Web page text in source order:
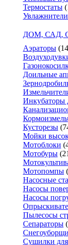
Термостаты
ДОМ, САД,
Аэраторы
Доильные
Инкубаторы
Кусторезы
Мойки
Мотоблоки
Мотобуры
Мотопомпы
Насосные
Насосы
Насосы
Пылесосы
Сепараторы
Сушилки